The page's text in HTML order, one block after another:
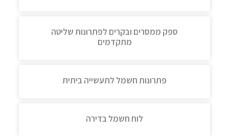
ספק ממסרים ובקרים לפתרונות שליטה
מתקדמים
פתרונות חשמל לתעשייה ביתית
לוח חשמל בדירה